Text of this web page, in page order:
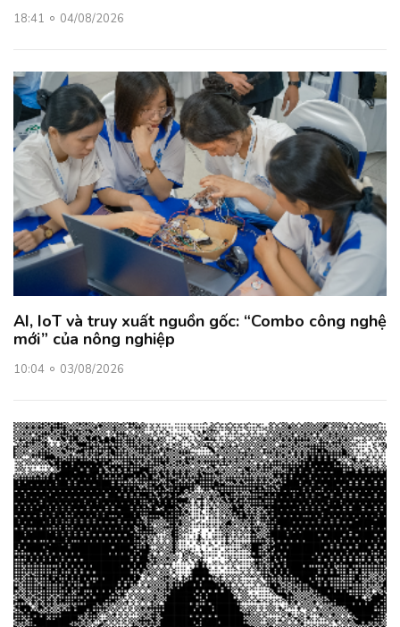
18:41 04/08/2026
AI, IoT và truy xuất nguồn gốc: “Combo công nghệ
mới” của nông nghiệp
10:04 03/08/2026